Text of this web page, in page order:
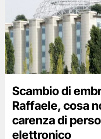
Scambio di
Raffaele, cosa
carenza di
elettronico